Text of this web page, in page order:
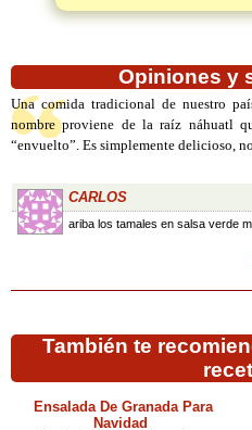
Opiniones y
Una comida tradicional de nuestro
nombre proviene de la raíz náhuatl
“envuelto”. Es simplemente delicioso,
CARLOS
ariba los tamales en salsa verde
También te
Ensalada De Granada Para
Navidad